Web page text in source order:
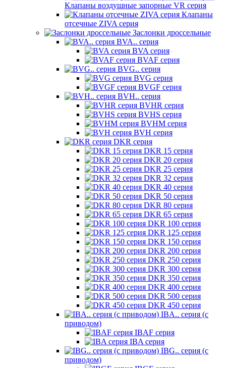
Клапаны воздушные запорные VR серия
Клапаны
отсечные ZIVA серия
Заслонки дроссельные
BVA.. серия
BVA серия
BVAF серия
BVG.. серия
BVG серия
BVGF серия
BVH.. серия
BVHR серия
BVHS серия
BVHM серия
BVH серия
DKR серия
DKR 15 серия
DKR 20 серия
DKR 25 серия
DKR 32 серия
DKR 40 серия
DKR 50 серия
DKR 80 серия
DKR 65 серия
DKR 100 серия
DKR 125 серия
DKR 150 серия
DKR 200 серия
DKR 250 серия
DKR 300 серия
DKR 350 серия
DKR 400 серия
DKR 500 серия
DKR 450 серия
IBA.. серия (с
приводом)
IBAF серия
IBA серия
IBG.. серия (с
приводом)